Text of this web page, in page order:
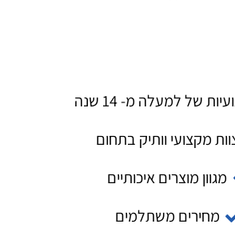
של למעלה מ- 14 שנה
מקצועי וותיק בתחום
מגוון מוצרים איכותיים
מחירים משתלמים